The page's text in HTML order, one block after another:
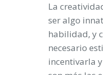
La
ser algo
habilidad, y
necesario
incentivarla